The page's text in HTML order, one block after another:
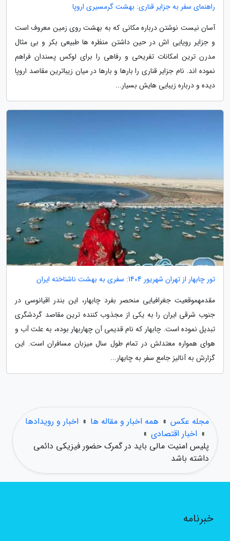
راهنمای سفر به جزایر قناری: بهشت گرمسیری اروپا
آسان نیست نوشتن درباره مکانی که به بهشت روی زمین معروف است
و جزایر رویایی اش در حین داشتن منظره ها طبیعی بکر و بی مثال
مدرن ترین امکانات تفریحی و رفاهی را برای لوکس پسندان فراهم
نموده اند. نام جزایر قناری را بارها و بارها در میان زیباترین مقاصد اروپا
دیده و درباره زیبایی هایش بسیار...
تور چابهار از تهران شهریور 1404: سفری به بهشت ناشناخته ایران
مقدمهموقعیت جغرافیایی منحصر بفرد چابهار، این بندر اقیانوسی در
جنوب شرقی ایران را به یکی از مجذوب کننده ترین مقاصد گردشگری
تبدیل نموده است. چابهار که نام قدیمی آن چهاربهار بوده، به علت آب و
هوای همواره معتدلش در تمام طول سال میزبان مسافران است. این
گزارش به آنالیز جامع سفر به چابهار...
مجله عکس » همه اخبار و مقاله ها » اخبار و رویدادها
» اخبار اقتصادی »
پلیس امنیت مالی باید در گمرک حضور فیزیکی دائمی
داشته باشد
خبرنامه